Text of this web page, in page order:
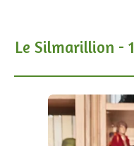
Le Silmarillion -